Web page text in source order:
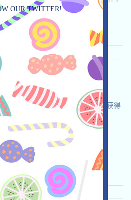
★★☆ 2.6 查阅详情
语言：
投，打開Telegram獲得一筆
過跟AI調情獲得Diamonds，邀请获得
Telegram 邀请
收录时间:
★★☆ 2.7 查阅详情
OUR TWITTER!